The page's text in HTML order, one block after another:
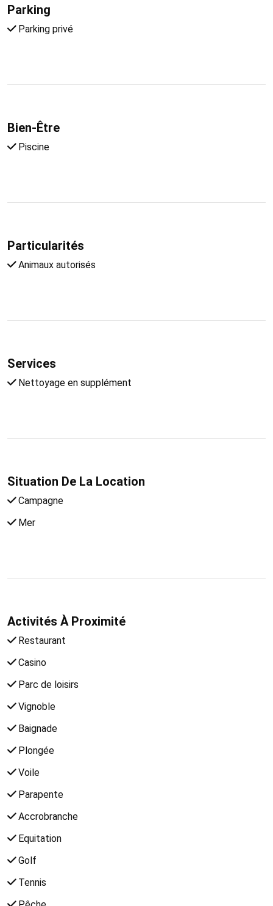
Parking
Parking privé
Bien-Être
Piscine
Particularités
Animaux autorisés
Services
Nettoyage en supplément
Situation De La Location
Campagne
Mer
Activités À Proximité
Restaurant
Casino
Parc de loisirs
Vignoble
Baignade
Plongée
Voile
Parapente
Accrobranche
Equitation
Golf
Tennis